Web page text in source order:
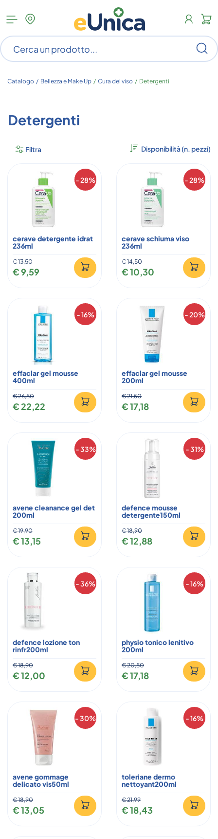
Apri
menu
categorie
Catalogo / Bellezza e Make Up / Cura del viso / Detergenti
Detergenti
Filtra
- 28%
cerave detergente idrat
236ml
€ 13,50
€ 9,59
- 28%
cerave schiuma viso
236ml
€ 14,50
€ 10,30
- 16%
effaclar gel mousse
400ml
€ 26,50
€ 22,22
- 20%
effaclar gel mousse
200ml
€ 21,50
€ 17,18
- 33%
avene cleanance gel det
200ml
€ 19,90
€ 13,15
- 31%
defence mousse
detergente150ml
€ 18,90
€ 12,88
- 36%
defence lozione ton
rinfr200ml
€ 18,90
€ 12,00
- 16%
physio tonico lenitivo
200ml
€ 20,50
€ 17,18
- 30%
avene gommage
delicato vis50ml
€ 18,90
€ 13,05
- 16%
toleriane dermo
nettoyant200ml
€ 21,99
€ 18,43